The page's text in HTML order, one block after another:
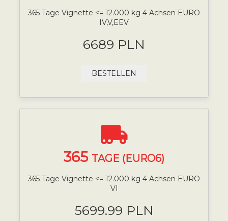
365 Tage Vignette <= 12.000 kg 4 Achsen EURO
IV,V,EEV
6689 PLN
BESTELLEN
365 TAGE (EURO6)
365 Tage Vignette <= 12.000 kg 4 Achsen EURO
VI
5699.99 PLN